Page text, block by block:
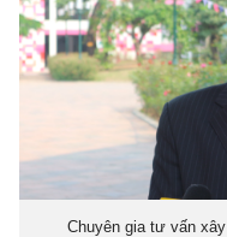
Chuyên gia tư vấn